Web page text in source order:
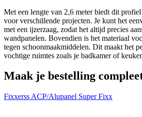
Met een lengte van 2,6 meter biedt dit
voor verschillende projecten. Je kunt het
met een ijzerzaag, zodat het altijd precies
wandpanelen. Bovendien is het materiaal
tegen schoonmaakmiddelen. Dit maakt het
vochtige ruimtes zoals je badkamer of
Maak je bestelling
Fixxerss ACP/Alupanel Super Fixx